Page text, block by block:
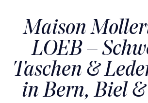
Maison
LOEB –
Taschen &
in Bern, Biel